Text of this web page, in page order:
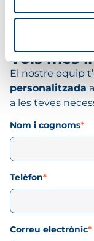
candidats.
Vols més
El nostre equip
personalitzada
a les teves
Nom i cognoms*
Telèfon*
Correu electrònic*